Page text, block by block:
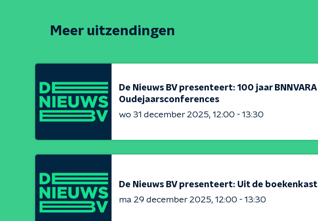
Meer uitzendingen
De Nieuws BV presenteert: 100 jaar BNNVARA
Oudejaarsconferences
wo 31 december 2025 12:00 - 13:30
De Nieuws BV presenteert: Uit de boekenkast
ma 29 december 2025 12:00 - 13:30